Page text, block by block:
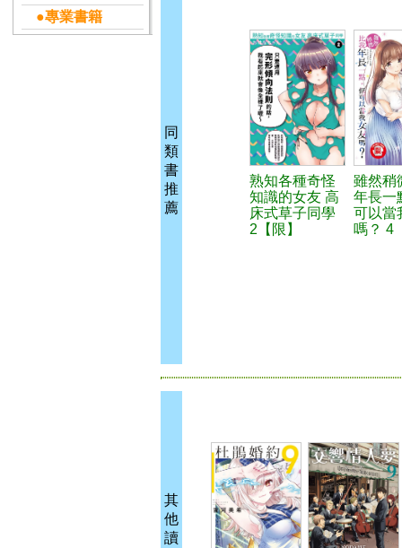
●專業書籍
同
類
書
推
薦
熟知各種奇怪
知識的女友 高
床式草子同學
2【限】
雖然稍
年長一
可以當
嗎？ 4
其
他
讀